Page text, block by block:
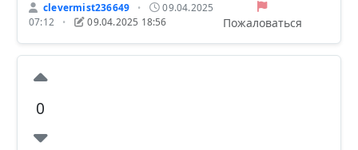
clevermist236649 •
09.04.2025
07:12
• 09.04.2025 18:56 Пожаловаться
0